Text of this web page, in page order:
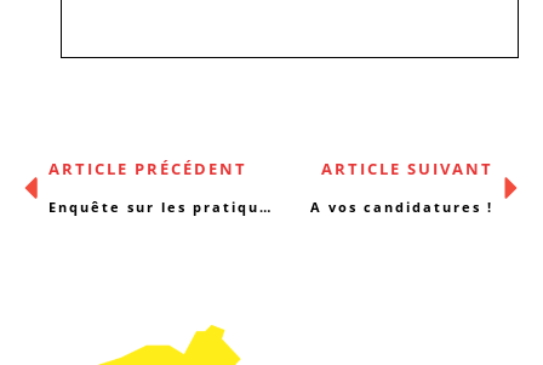
ARTICLE PRÉCÉDENT
Enquête sur les pratiques du non-marchand en matière de mutualisation
ARTICLE SUIVANT
A vos candidatures !